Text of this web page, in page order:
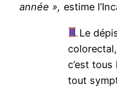
année », estime
Le
c’est
tout